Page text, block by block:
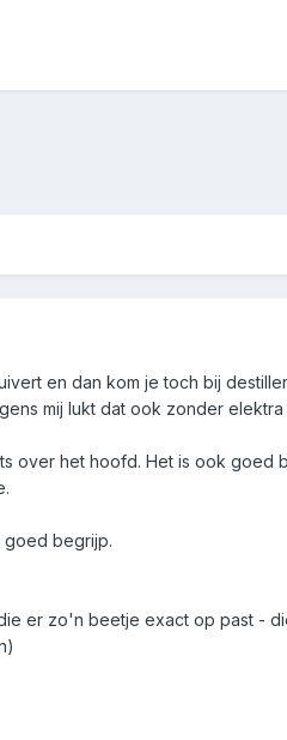
en dan kom je toch bij
mij lukt dat ook zonder
over het hoofd. Het is ook
goed begrijp.
er zo'n beetje exact op past -